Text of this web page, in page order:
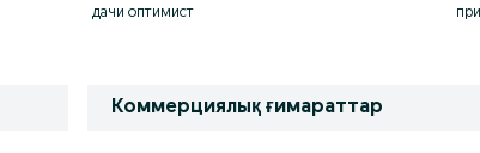
дачи оптимист
Коммерциялық ғимараттар